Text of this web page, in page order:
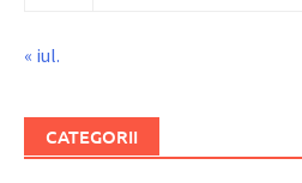
« iul.
CATEGORII